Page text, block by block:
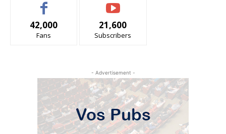
42,000
Fans
21,600
Subscribers
- Advertisement -